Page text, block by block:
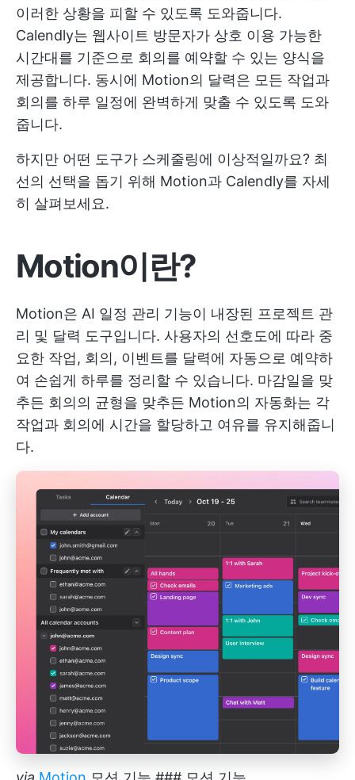
이러한 상황을 피할 수 있도록 도와줍니다.
Calendly는 웹사이트 방문자가 상호 이용 가능한
시간대를 기준으로 회의를 예약할 수 있는 양식을
제공합니다. 동시에 Motion의 달력은 모든 작업과
회의를 하루 일정에 완벽하게 맞출 수 있도록 도와
줍니다.
하지만 어떤 도구가 스케줄링에 이상적일까요? 최
선의 선택을 돕기 위해 Motion과 Calendly를 자세
히 살펴보세요.
Motion이란?
Motion은 AI 일정 관리 기능이 내장된 프로젝트 관
리 및 달력 도구입니다. 사용자의 선호도에 따라 중
요한 작업, 회의, 이벤트를 달력에 자동으로 예약하
여 손쉽게 하루를 정리할 수 있습니다. 마감일을 맞
추든 회의의 균형을 맞추든 Motion의 자동화는 각
작업과 회의에 시간을 할당하고 여유를 유지해줍니
다.